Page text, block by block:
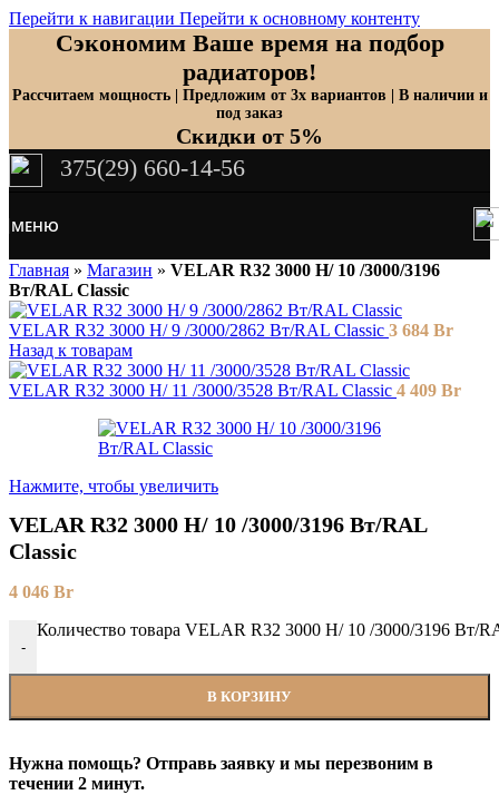
Перейти к навигации Перейти к основному контенту
Сэкономим Ваше время на подбор
радиаторов!
Рассчитаем мощность | Предложим от 3х вариантов | В наличии и
под заказ
Скидки от 5%
375(29) 660-14-56
МЕНЮ
Главная » Магазин » VELAR R32 3000 H/ 10 /3000/3196
Вт/RAL Classic
VELAR R32 3000 H/ 9 /3000/2862 Вт/RAL Classic 3 684 Br
Назад к товарам
VELAR R32 3000 H/ 11 /3000/3528 Вт/RAL Classic 4 409 Br
Нажмите, чтобы увеличить
VELAR R32 3000 H/ 10 /3000/3196 Вт/RAL
Classic
4 046 Br
-
Количество товара VELAR R32 3000 H/ 10 /3000/3196 Вт/
В КОРЗИНУ
Нужна помощь? Отправь заявку и мы перезвоним в
течении 2 минут.